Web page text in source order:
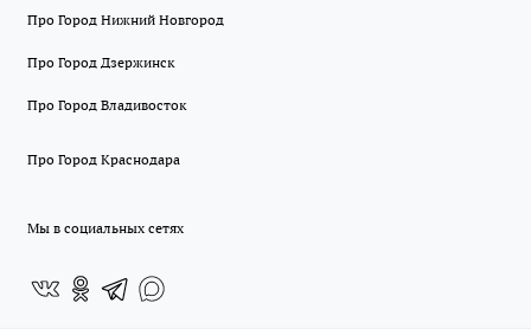
Про Город Нижний Новгород
Про Город Дзержинск
Про Город Владивосток
Про Город Краснодара
Мы в социальных сетях